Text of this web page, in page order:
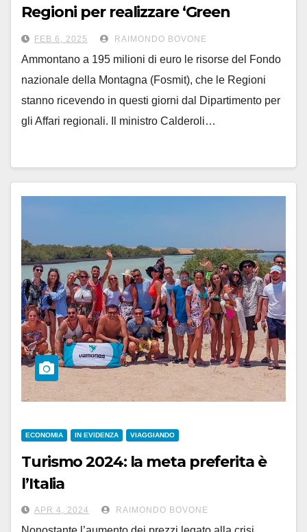
Regioni per realizzare ‘Green
community’
FEB 6, 2025 RAIMONDO BOVONE
Ammontano a 195 milioni di euro le risorse del Fondo
nazionale della Montagna (Fosmit), che le Regioni
stanno ricevendo in questi giorni dal Dipartimento per
gli Affari regionali. Il ministro Calderoli…
ECONOMIA IN EVIDENZA VIAGGIANDO
Turismo 2024: la meta preferita è
l’Italia
APR 4, 2024 RAIMONDO BOVONE